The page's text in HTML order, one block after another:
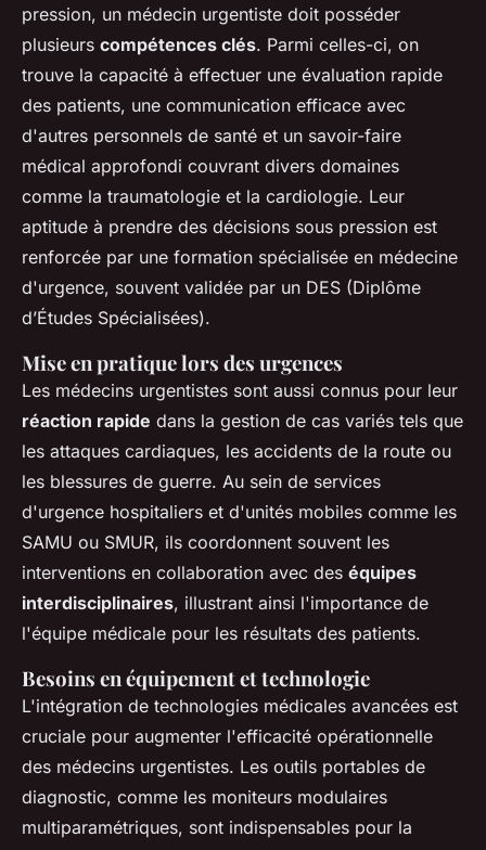
pression, un médecin urgentiste doit posséder
plusieurs compétences clés. Parmi celles-ci, on
trouve la capacité à effectuer une évaluation rapide
des patients, une communication efficace avec
d'autres personnels de santé et un savoir-faire
médical approfondi couvrant divers domaines
comme la traumatologie et la cardiologie. Leur
aptitude à prendre des décisions sous pression est
renforcée par une formation spécialisée en médecine
d'urgence, souvent validée par un DES (Diplôme
d’Études Spécialisées).
Mise en pratique lors des urgences
Les médecins urgentistes sont aussi connus pour leur
réaction rapide dans la gestion de cas variés tels que
les attaques cardiaques, les accidents de la route ou
les blessures de guerre. Au sein de services
d'urgence hospitaliers et d'unités mobiles comme les
SAMU ou SMUR, ils coordonnent souvent les
interventions en collaboration avec des équipes
interdisciplinaires, illustrant ainsi l'importance de
l'équipe médicale pour les résultats des patients.
Besoins en équipement et technologie
L'intégration de technologies médicales avancées est
cruciale pour augmenter l'efficacité opérationnelle
des médecins urgentistes. Les outils portables de
diagnostic, comme les moniteurs modulaires
multiparamétriques, sont indispensables pour la